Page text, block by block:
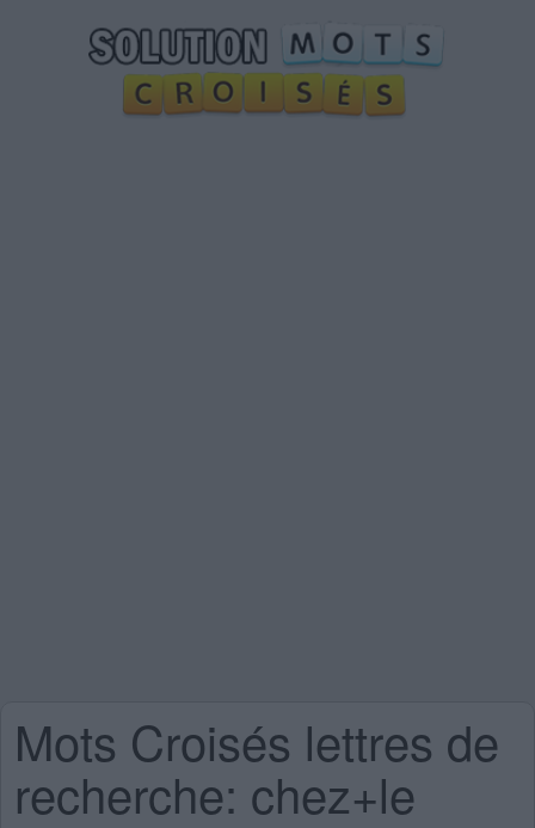
Mots Croisés lettres de
recherche: chez+le